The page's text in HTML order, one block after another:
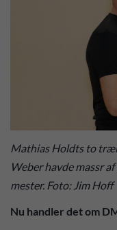
Mathias Holdts to
Weber havde massr
mester. Foto: Jim Hoff
Nu handler det om